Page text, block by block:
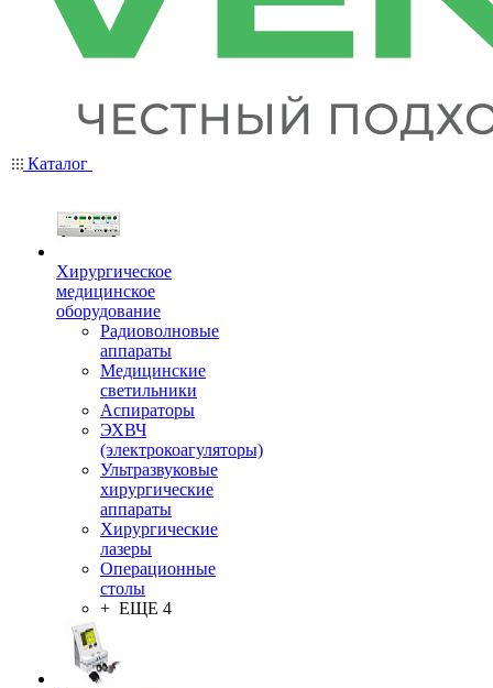
Каталог
Хирургическое
медицинское
оборудование
Радиоволновые
аппараты
Медицинские
светильники
Аспираторы
ЭХВЧ
(электрокоагуляторы)
Ультразвуковые
хирургические
аппараты
Хирургические
лазеры
Операционные
столы
+ ЕЩЕ 4